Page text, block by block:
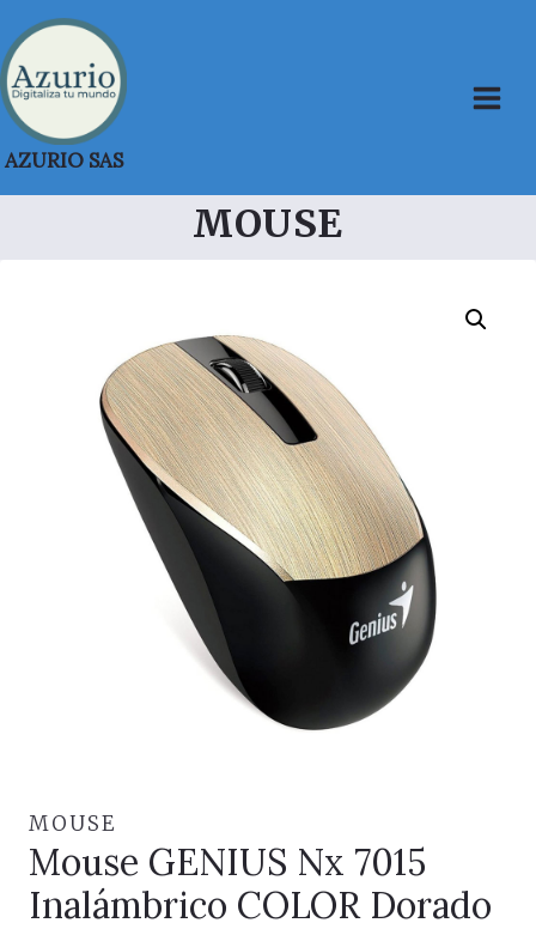
Saltar
al
contenido
AZURIO SAS
MOUSE
MOUSE
Mouse GENIUS Nx 7015
Inalámbrico COLOR Dorado